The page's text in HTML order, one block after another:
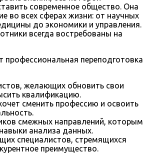
современное общество. Она
во всех сферах жизни: от научных
до экономики и управления.
всегда востребованы на
профессиональная переподготовка
желающих обновить свои
квалификацию.
сменить профессию и освоить
смежных направлений, которым
анализа данных.
специалистов, стремящихся
преимущество.